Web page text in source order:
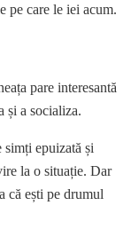
pe care le iei acum.
pare interesantă
și a socializa.
simți epuizată și
la o situație. Dar
că ești pe drumul